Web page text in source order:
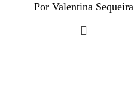
Por Valentina Sequeira